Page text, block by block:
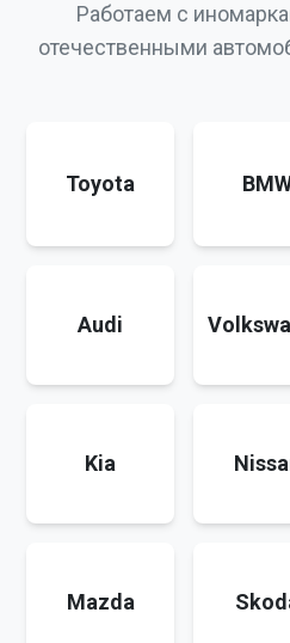
Работаем с
отечественными
Toyota
Audi
Kia
Mazda